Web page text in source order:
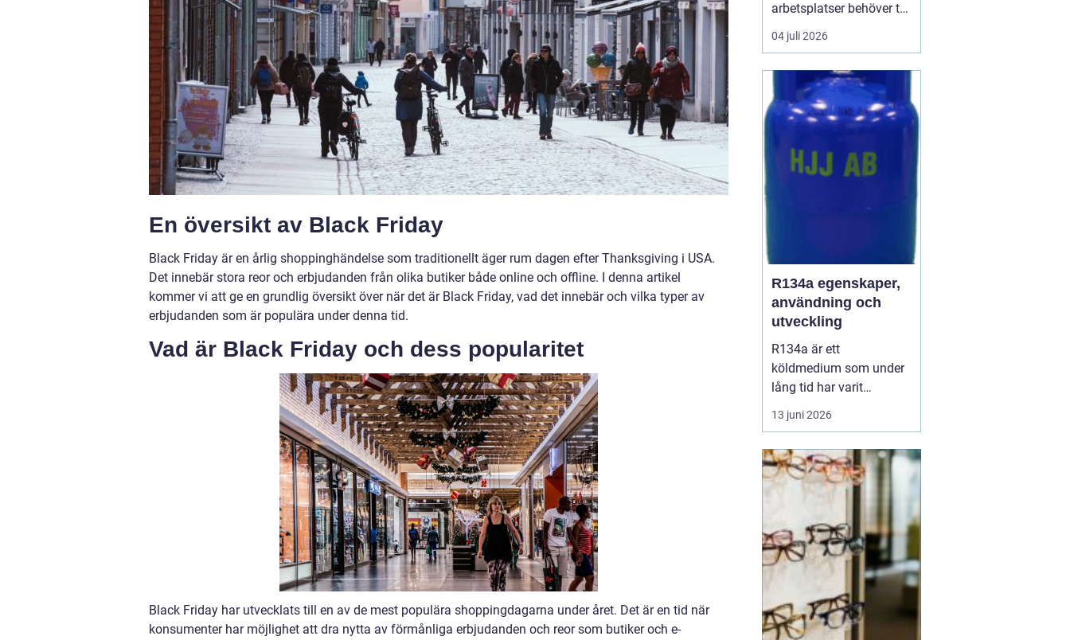
En översikt av Black Friday
Black Friday är en årlig shoppinghändelse som traditionellt äger rum dagen efter Thanksgiving i USA.
Det innebär stora reor och erbjudanden från olika butiker både online och offline. I denna artikel
kommer vi att ge en grundlig översikt över när det är Black Friday, vad det innebär och vilka typer av
erbjudanden som är populära under denna tid.
Vad är Black Friday och dess popularitet
Black Friday har utvecklats till en av de mest populära shoppingdagarna under året. Det är en tid när
konsumenter har möjlighet att dra nytta av förmånliga erbjudanden och reor som butiker och e-
arbetsplatser behöver ta
på allvar när de vill
skapa en trivsam och
genomtänkt lösning för
kaffe på jobbet gör
skillnad för allt ...
04 juli 2026
R134a egenskaper,
användning och
utveckling
R134a är ett
köldmedium som under
lång tid har varit
standard i många kyl-
och AC-system. Det
luftkonditionering till
kommersiella frysar och
utrustning. Samtidigt
r...
13 juni 2026